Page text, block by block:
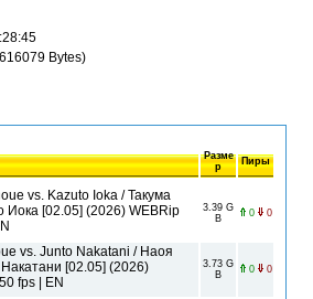
Bytes)
Разме
р
Пиры
vs. Kazuto Ioka / Такума
Иока [02.05] (2026) WEBRip
3.39 G
B
0 0
vs. Junto Nakatani / Наоя
[02.05] (2026)
fps | EN
3.73 G
B
0 0